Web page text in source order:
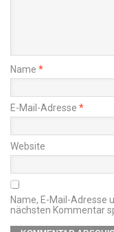
Name *
E-Mail-Adresse *
Website
Name, E-Mail-Adresse
nächsten Kommentar